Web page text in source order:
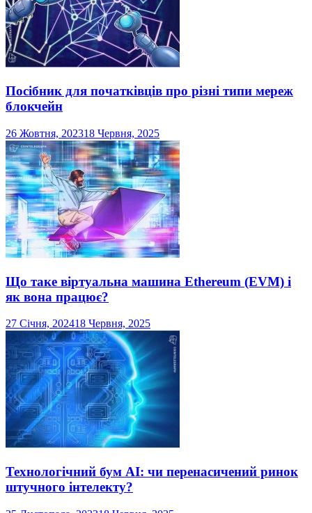
Посібник для початківців про різні типи мереж
блокчейн
26 Жовтня, 202318 Червня, 2025
Що таке віртуальна машина Ethereum (EVM) і
як вона працює?
27 Січня, 202418 Червня, 2025
Технологічний бум AI: чи перенасичений ринок
штучного інтелекту?